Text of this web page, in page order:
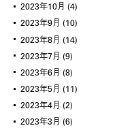
2023年10月 (4)
2023年9月 (10)
2023年8月 (14)
2023年7月 (9)
2023年6月 (8)
2023年5月 (11)
2023年4月 (2)
2023年3月 (6)